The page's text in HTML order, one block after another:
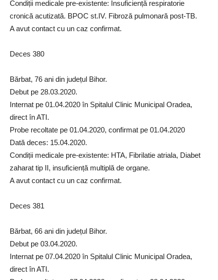
Condiții medicale pre-existente: Insuficiență respiratorie
cronică acutizată. BPOC st.IV. Fibroză pulmonară post-TB.
A avut contact cu un caz confirmat.
Deces 380
Bărbat, 76 ani din județul Bihor.
Debut pe 28.03.2020.
Internat pe 01.04.2020 în Spitalul Clinic Municipal Oradea,
direct în ATI.
Probe recoltate pe 01.04.2020, confirmat pe 01.04.2020
Dată deces: 15.04.2020.
Condiții medicale pre-existente: HTA, Fibrilatie atriala, Diabet
zaharat tip II, insuficiență multiplă de organe.
A avut contact cu un caz confirmat.
Deces 381
Bărbat, 66 ani din județul Bihor.
Debut pe 03.04.2020.
Internat pe 07.04.2020 în Spitalul Clinic Municipal Oradea,
direct în ATI.